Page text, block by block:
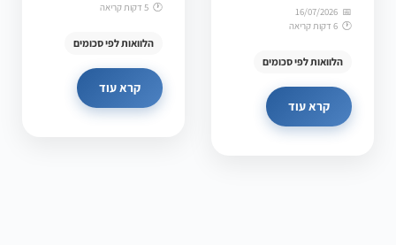
16/07/2026
6 דקות קריאה
הלוואות לפי סכומים
קרא עוד
5 דקות קריאה
הלוואות לפי סכומים
קרא עוד